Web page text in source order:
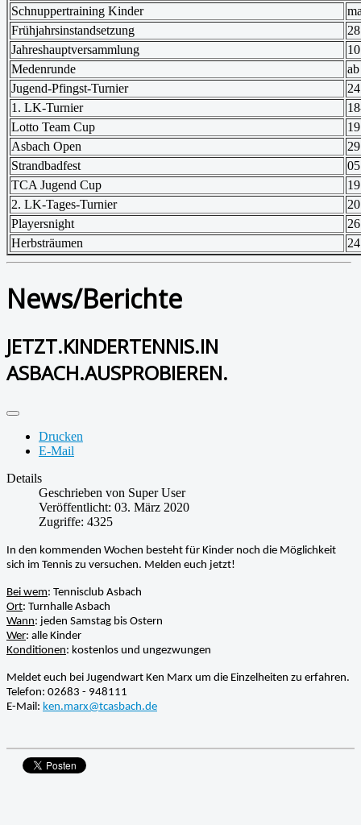
Schnuppertraining Kinder
Frühjahrsinstandsetzung
Jahreshauptversammlung
Medenrunde
Jugend-Pfingst-Turnier
1. LK-Turnier
Lotto Team Cup
Asbach Open
Strandbadfest
TCA Jugend Cup
2. LK-Tages-Turnier
Playersnight
Herbsträumen
News/Berichte
JETZT.KINDERTENNIS.IN
ASBACH.AUSPROBIEREN.
Drucken
E-Mail
Details
Geschrieben von Super User
Veröffentlicht: 03. März 2020
Zugriffe: 4325
In den kommenden Wochen besteht für Kinder noch die Möglichkeit
sich im Tennis zu versuchen. Melden euch jetzt!
Bei wem: Tennisclub Asbach
Ort: Turnhalle Asbach
Wann: jeden Samstag bis Ostern
Wer: alle Kinder
Konditionen: kostenlos und ungezwungen
Meldet euch bei Jugendwart Ken Marx um die Einzelheiten zu erfahren.
Telefon: 02683 - 948111
E-Mail: ken.marx@tcasbach.de